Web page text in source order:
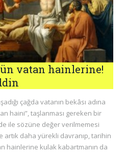
vatan hainlerine!
çağda vatanın bekâsı adına
haini”, taşlanması gereken bir
ile sözüne değer verilmemesi
artık daha yürekli davranıp, tarihin
hainlerine kulak kabartmanın da